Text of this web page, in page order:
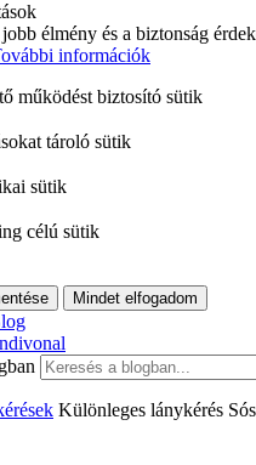
élmény és a biztonság
információk
működést biztosító sütik
tároló sütik
sütik
célú sütik
Mindet elfogadom
Különleges lánykérés